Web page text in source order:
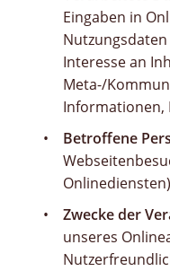
Eingaben in
Nutzungsdaten
Interesse an
Meta-/
Informationen,
Betroffene
Zwecke der
unseres